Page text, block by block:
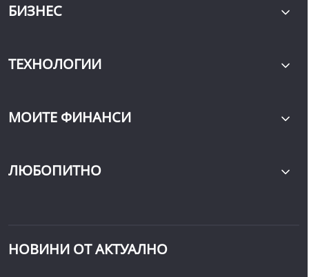
БИЗНЕС
ТЕХНОЛОГИИ
МОИТЕ ФИНАНСИ
ЛЮБОПИТНО
НОВИНИ ОТ АКТУАЛНО